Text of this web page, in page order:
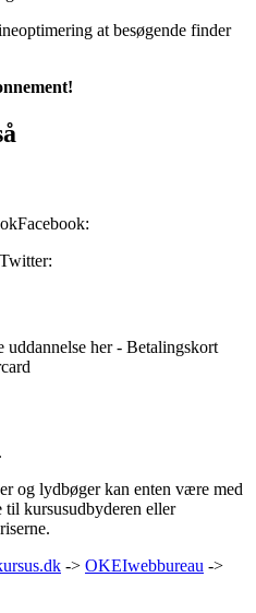
at besøgende finder
Facebook:
Twitter:
og lydbøger kan enten være med
kursusudbyderen eller
-> OKEIwebbureau ->